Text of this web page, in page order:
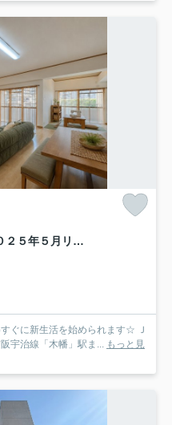
ＪＲ＆京阪２沿線利用可能◆２０２５年５月リフォーム完了◆リビング広々２１帖以上◆グローバル宇治木幡
ぐに新生活を始められます☆ Ｊ
宇治線「木幡」駅ま... もっと見